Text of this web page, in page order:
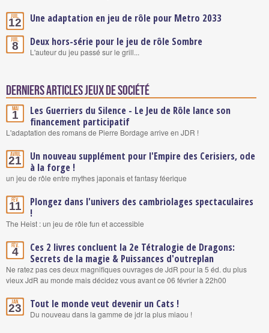
Juil.
12 Une adaptation en jeu de rôle pour Metro 2033
Juil.
8 Deux hors-série pour le jeu de rôle Sombre
L'auteur du jeu passé sur le grill...
Derniers articles Jeux de société
Mai
1
Les Guerriers du Silence - Le Jeu de Rôle lance son
financement participatif
L'adaptation des romans de Pierre Bordage arrive en JDR !
Avril
21
Un nouveau supplément pour l'Empire des Cerisiers, ode
à la forge !
un jeu de rôle entre mythes japonais et fantasy féerique
Fév.
11
Plongez dans l'univers des cambriolages spectaculaires
!
The Heist : un jeu de rôle fun et accessible
Fév.
4
Ces 2 livres concluent la 2e Tétralogie de Dragons:
Secrets de la magie & Puissances d'outreplan
Ne ratez pas ces deux magnifiques ouvrages de JdR pour la 5 éd. du plus
vieux JdR au monde mais décidez vous avant ce 06 février à 22h00
Jan.
23 Tout le monde veut devenir un Cats !
Du nouveau dans la gamme de jdr la plus miaou !